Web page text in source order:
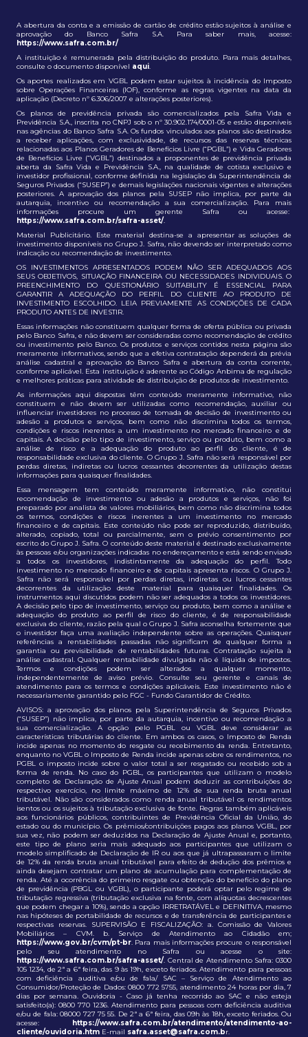
A abertura da conta e a emissão de cartão de crédito estão sujeitos à análise e
aprovação do Banco Safra S.A. Para saber mais, acesse:
https://www.safra.com.br/
A instituição é remunerada pela distribuição do produto. Para mais detalhes,
consulte o documento disponível aqui.
Os aportes realizados em VGBL podem estar sujeitos à incidência do Imposto
sobre Operações Financeiras (IOF), conforme as regras vigentes na data da
aplicação (Decreto nº 6.306/2007 e alterações posteriores).
Os planos de previdência privada são comercializados pela Safra Vida e
Previdência S.A., inscrita no CNPJ sob o nº 30.902.174/0001-05 e estão disponíveis
nas agências do Banco Safra S.A. Os fundos vinculados aos planos são destinados
a receber aplicações, com exclusividade, de recursos das reservas técnicas
relacionadas aos Planos Geradores de Benefícios Livre (“PGBL”) e Vida Geradores
de Benefícios Livre (“VGBL”) destinados a proponentes de previdência privada
aberta da Safra Vida e Previdência S.A., na qualidade de cotista exclusivo e
investidor profissional, conforme definida na legislação da Superintendência de
Seguros Privados (“SUSEP”) e demais legislações nacionais vigentes e alterações
posteriores. A aprovação dos planos pela SUSEP não implica, por parte da
autarquia, incentivo ou recomendação a sua comercialização. Para mais
informações procure um gerente Safra ou acesse:
https://www.safra.com.br/safra-asset/.
Material Publicitário. Este material destina-se a apresentar as soluções de
investimento disponíveis no Grupo J. Safra, não devendo ser interpretado como
indicação ou recomendação de investimento.
OS INVESTIMENTOS APRESENTADOS PODEM NÃO SER ADEQUADOS AOS
SEUS OBJETIVOS, SITUAÇÃO FINANCEIRA OU NECESSIDADES INDIVIDUAIS. O
PREENCHIMENTO DO QUESTIONÁRIO SUITABILITY É ESSENCIAL PARA
GARANTIR A ADEQUAÇÃO DO PERFIL DO CLIENTE AO PRODUTO DE
INVESTIMENTO ESCOLHIDO. LEIA PREVIAMENTE AS CONDIÇÕES DE CADA
PRODUTO ANTES DE INVESTIR.
Essas informações não constituem qualquer forma de oferta pública ou privada
pelo Banco Safra, e não devem ser consideradas como recomendação de crédito
ou investimento pelo Banco. Os produtos e serviços contidos nesta página são
meramente informativos, sendo que a efetiva contratação dependerá da prévia
análise cadastral e aprovação do Banco Safra e abertura da conta corrente,
conforme aplicável. Esta instituição é aderente ao Código Anbima de regulação
e melhores práticas para atividade de distribuição de produtos de investimento.
As informações aqui dispostas têm conteúdo meramente informativo, não
constituem e não devem ser utilizadas como recomendação, auxiliar ou
influenciar investidores no processo de tomada de decisão de investimento ou
adesão a produtos e serviços, bem como não discrimina todos os termos,
condições e riscos inerentes a um investimento no mercado financeiro e de
capitais. A decisão pelo tipo de investimento, serviço ou produto, bem como a
análise de risco e a adequação do produto ao perfil do cliente, é de
responsabilidade exclusiva do cliente. O Grupo J. Safra não será responsável por
perdas diretas, indiretas ou lucros cessantes decorrentes da utilização destas
informações para quaisquer finalidades.
Essa mensagem tem conteúdo meramente informativo, não constitui
recomendação de investimento ou adesão a produtos e serviços, não foi
preparado por analista de valores mobiliários, bem como não discrimina todos
os termos, condições e riscos inerentes a um investimento no mercado
financeiro e de capitais. Este conteúdo não pode ser reproduzido, distribuído,
alterado, copiado, total ou parcialmente, sem o prévio consentimento por
escrito do Grupo J. Safra. O conteúdo deste material é destinado exclusivamente
às pessoas e/ou organizações indicadas no endereçamento e está sendo enviado
a todos os investidores, indistintamente da adequação do perfil. Todo
investimento no mercado financeiro e de capitais apresenta riscos. O Grupo J.
Safra não será responsável por perdas diretas, indiretas ou lucros cessantes
decorrentes da utilização deste material para quaisquer finalidades. Os
instrumentos aqui discutidos podem não ser adequados a todos os investidores.
A decisão pelo tipo de investimento, serviço ou produto, bem como a análise e
adequação do produto ao perfil de risco do cliente, é de responsabilidade
exclusiva do cliente, razão pela qual o Grupo J. Safra aconselha fortemente que
o investidor faça uma avaliação independente sobre as operações. Quaisquer
referências a rentabilidades passadas não significam de qualquer forma a
garantia ou previsibilidade de rentabilidades futuras. Contratação sujeita à
análise cadastral. Qualquer rentabilidade divulgada não é líquida de impostos.
Termos e condições podem ser alterados a qualquer momento,
independentemente de aviso prévio. Consulte seu gerente e canais de
atendimento para os termos e condições aplicáveis. Este investimento não é
necessariamente garantido pelo FGC - Fundo Garantidor de Crédito.
AVISOS: a aprovação dos planos pela Superintendência de Seguros Privados
(“SUSEP”) não implica, por parte da autarquia, incentivo ou recomendação a
sua comercialização. A opção pelo PGBL ou VGBL deve considerar as
características tributárias do cliente. Em ambos os casos, o Imposto de Renda
incide apenas no momento do resgate ou recebimento da renda. Entretanto,
enquanto no VGBL o Imposto de Renda incide apenas sobre os rendimentos, no
PGBL o imposto incide sobre o valor total a ser resgatado ou recebido sob a
forma de renda. No caso do PGBL, os participantes que utilizam o modelo
completo de Declaração de Ajuste Anual podem deduzir as contribuições do
respectivo exercício, no limite máximo de 12% de sua renda bruta anual
tributável. Não são considerados como renda anual tributável os rendimentos
isentos ou os sujeitos à tributação exclusiva de fonte. Regras também aplicáveis
aos funcionários públicos, contribuintes de Previdência Oficial da União, do
estado ou do município. Os prêmios/contribuições pagos aos planos VGBL, por
sua vez, não podem ser deduzidos na Declaração de Ajuste Anual e, portanto,
este tipo de plano seria mais adequado aos participantes que utilizam o
modelo simplificado de Declaração de IR ou aos que já ultrapassaram o limite
de 12% da renda bruta anual tributável para efeito de dedução dos prêmios e
ainda desejam contratar um plano de acumulação para complementação de
renda. Até a ocorrência do primeiro resgate ou obtenção do benefício do plano
de previdência (PBGL ou VGBL), o participante poderá optar pelo regime de
tributação regressiva (tributação exclusiva na fonte, com alíquotas decrescentes
que podem chegar a 10%), sendo a opção IRRETRATÁVEL e DEFINITIVA, mesmo
nas hipóteses de portabilidade de recursos e de transferência de participantes e
respectivas reservas. SUPERVISÃO E FISCALIZAÇÃO: a. Comissão de Valores
Mobiliários – CVM. b. Serviço de Atendimento ao Cidadão em;
https://www.gov.br/cvm/pt-br. Para mais informações procure o responsável
pelo seu atendimento no Safra ou acesse o site:
https://www.safra.com.br/safra-asset/. Central de Atendimento Safra: 0300
105 1234, de 2ª a 6ª feira, das 9 às 19h, exceto feriados. Atendimento para pessoas
com deficiência auditiva e/ou de fala/ SAC – Serviço de Atendimento ao
Consumidor/Proteção de Dados: 0800 772 5755, atendimento 24 horas por dia, 7
dias por semana. Ouvidoria - Caso já tenha recorrido ao SAC e não esteja
satisfeito(a): 0800 770 1236. Atendimento para pessoas com deficiência auditiva
e/ou de fala: 08000 727 75 55. De 2ª a 6ª feira, das 09h às 18h, exceto feriados. Ou
acesse: https://www.safra.com.br/atendimento/atendimento-ao-
cliente/ouvidoria.htm E-mail safra.asset@safra.com.br.